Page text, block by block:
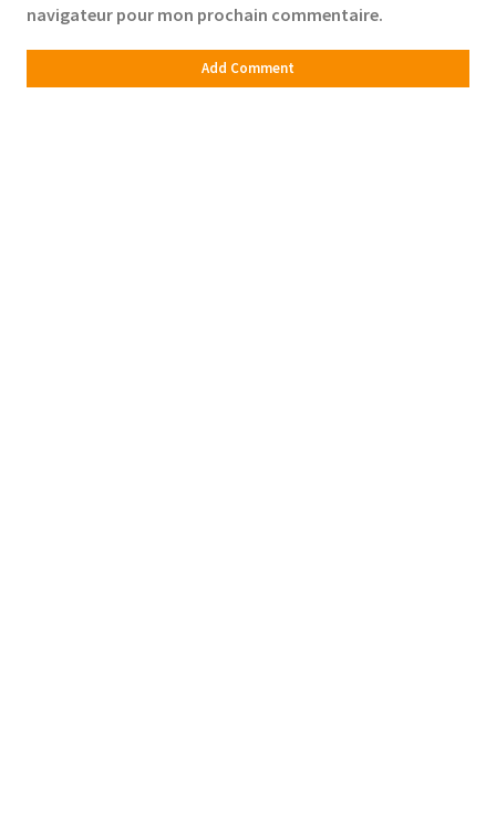
navigateur pour mon prochain commentaire.